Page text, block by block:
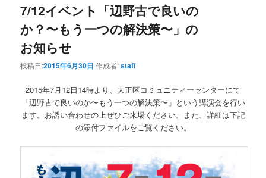
7/12イベント「辺野古で良いの
か？〜もう一つの解決策〜」の
お知らせ
投稿日:2015年6月30日 作成者:staff
2015年7月12日14時より、大正区コミュニティーセンターにて
「辺野古で良いのか〜もう一つの解決策〜」という講演会を行い
ます。お誘い合わせの上ぜひご来場ください。また、詳細は下記
の添付ファイルをご覧ください。